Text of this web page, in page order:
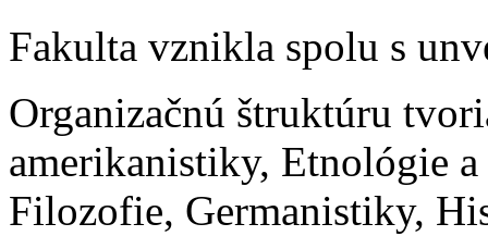
Fakulta vznikla spolu s
Organizačnú štruktúru
amerikanistiky, Etnológie
Filozofie, Germanistiky,